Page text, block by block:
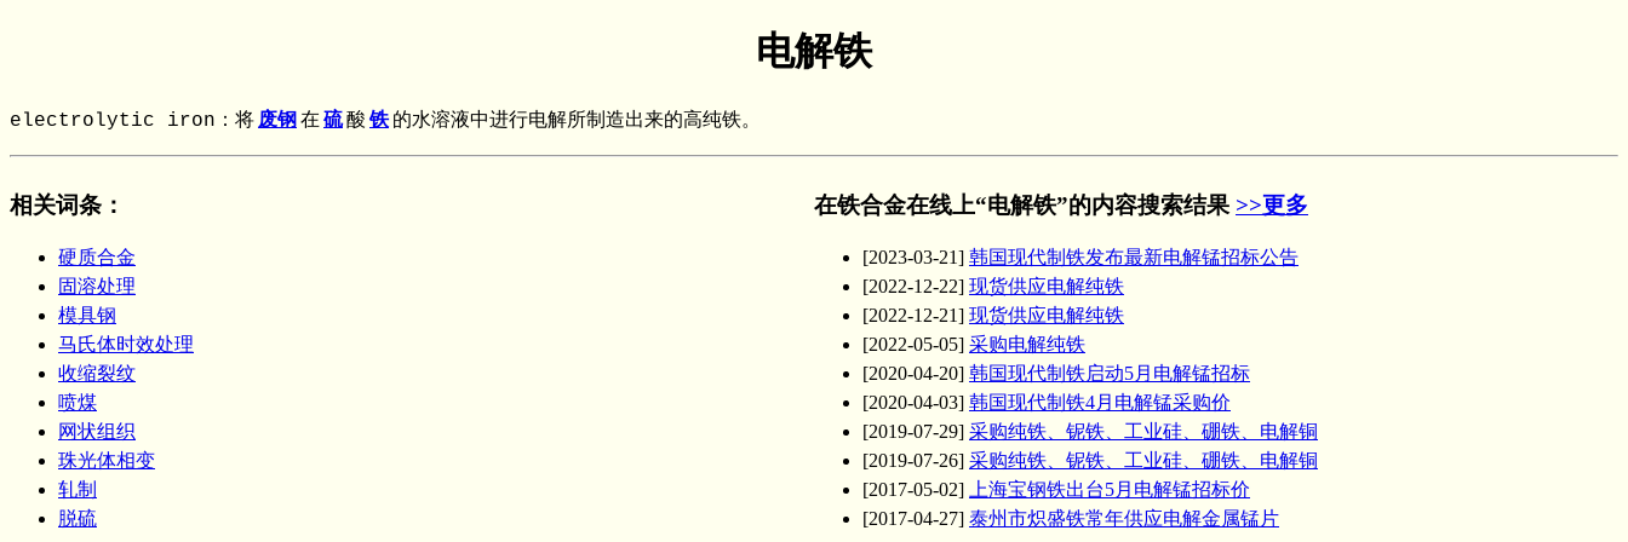
电解铁
electrolytic iron：将废钢在硫酸 铁 的水溶液中进行电解所制造出来的高纯铁。
相关词条 ：
硬质合金
固溶处理
模具钢
马氏体时效处理
收缩裂纹
喷煤
网状组织
珠光体相变
轧制
脱硫
在铁合金在线上“电解铁”的内容搜索结果 >>更多
[2023-03-21] 韩国现代制铁发布最新电解锰招标公告
[2022-12-22] 现货供应电解纯铁
[2022-12-21] 现货供应电解纯铁
[2022-05-05] 采购电解纯铁
[2020-04-20] 韩国现代制铁启动5月电解锰招标
[2020-04-03] 韩国现代制铁4月电解锰采购价
[2019-07-29] 采购纯铁、铌铁、工业硅、硼铁、电解铜
[2019-07-26] 采购纯铁、铌铁、工业硅、硼铁、电解铜
[2017-05-02]
上海宝钢铁出台5月电解锰招标价
[2017-04-27] 泰州市炽盛铁常年供应电解金属锰片